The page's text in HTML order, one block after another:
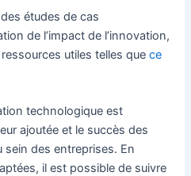
études de cas
de l’impact de l’innovation,
utiles telles quece
technologique est
ajoutée et le succès des
sein des entreprises. En
il est possible de suivre